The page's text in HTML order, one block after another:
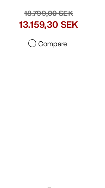
18.799,00 SEK
13.159,30 SEK
Compare